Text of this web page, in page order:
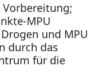
Vorbereitung;
MPU
und MPU
durch das
für die